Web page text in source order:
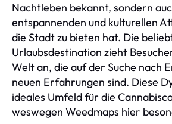
Nachtleben bekannt, sondern
entspannenden und kulturellen
die Stadt zu bieten hat. Die
Urlaubsdestination zieht
Welt an, die auf der Suche nach
neuen Erfahrungen sind. Diese
ideales Umfeld für die
weswegen Weedmaps hier